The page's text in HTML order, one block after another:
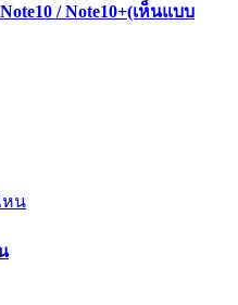
/ Note10+(เห็นแบบ